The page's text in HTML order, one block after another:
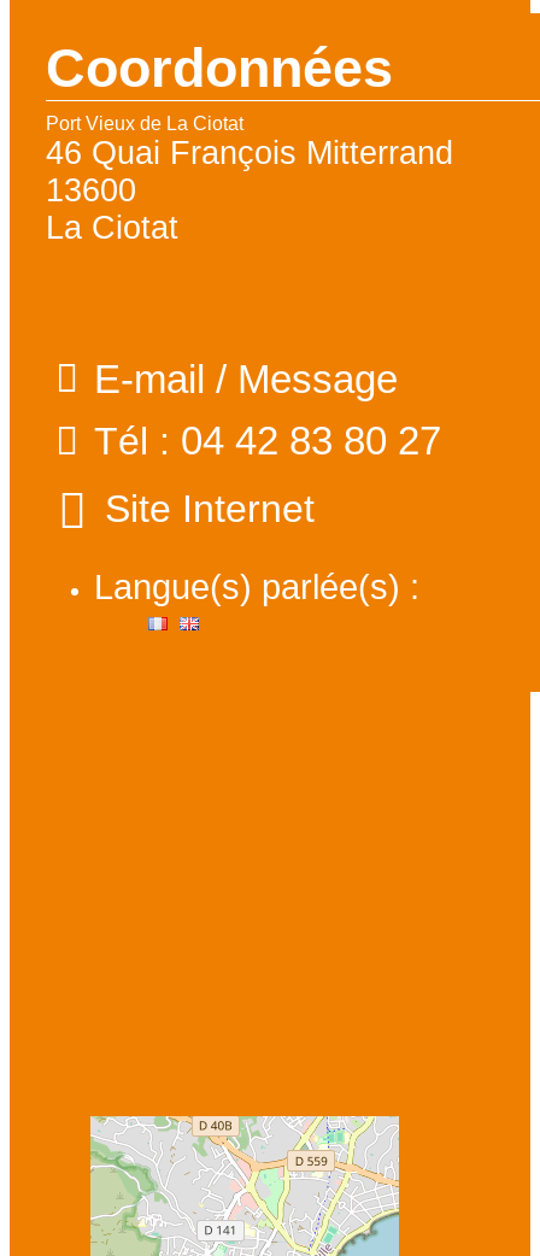
Coordonnées
Port Vieux de La Ciotat
46 Quai François Mitterrand
13600
La Ciotat
E-mail / Message
Tél : 04 42 83 80 27
Site Internet
Langue(s) parlée(s) :